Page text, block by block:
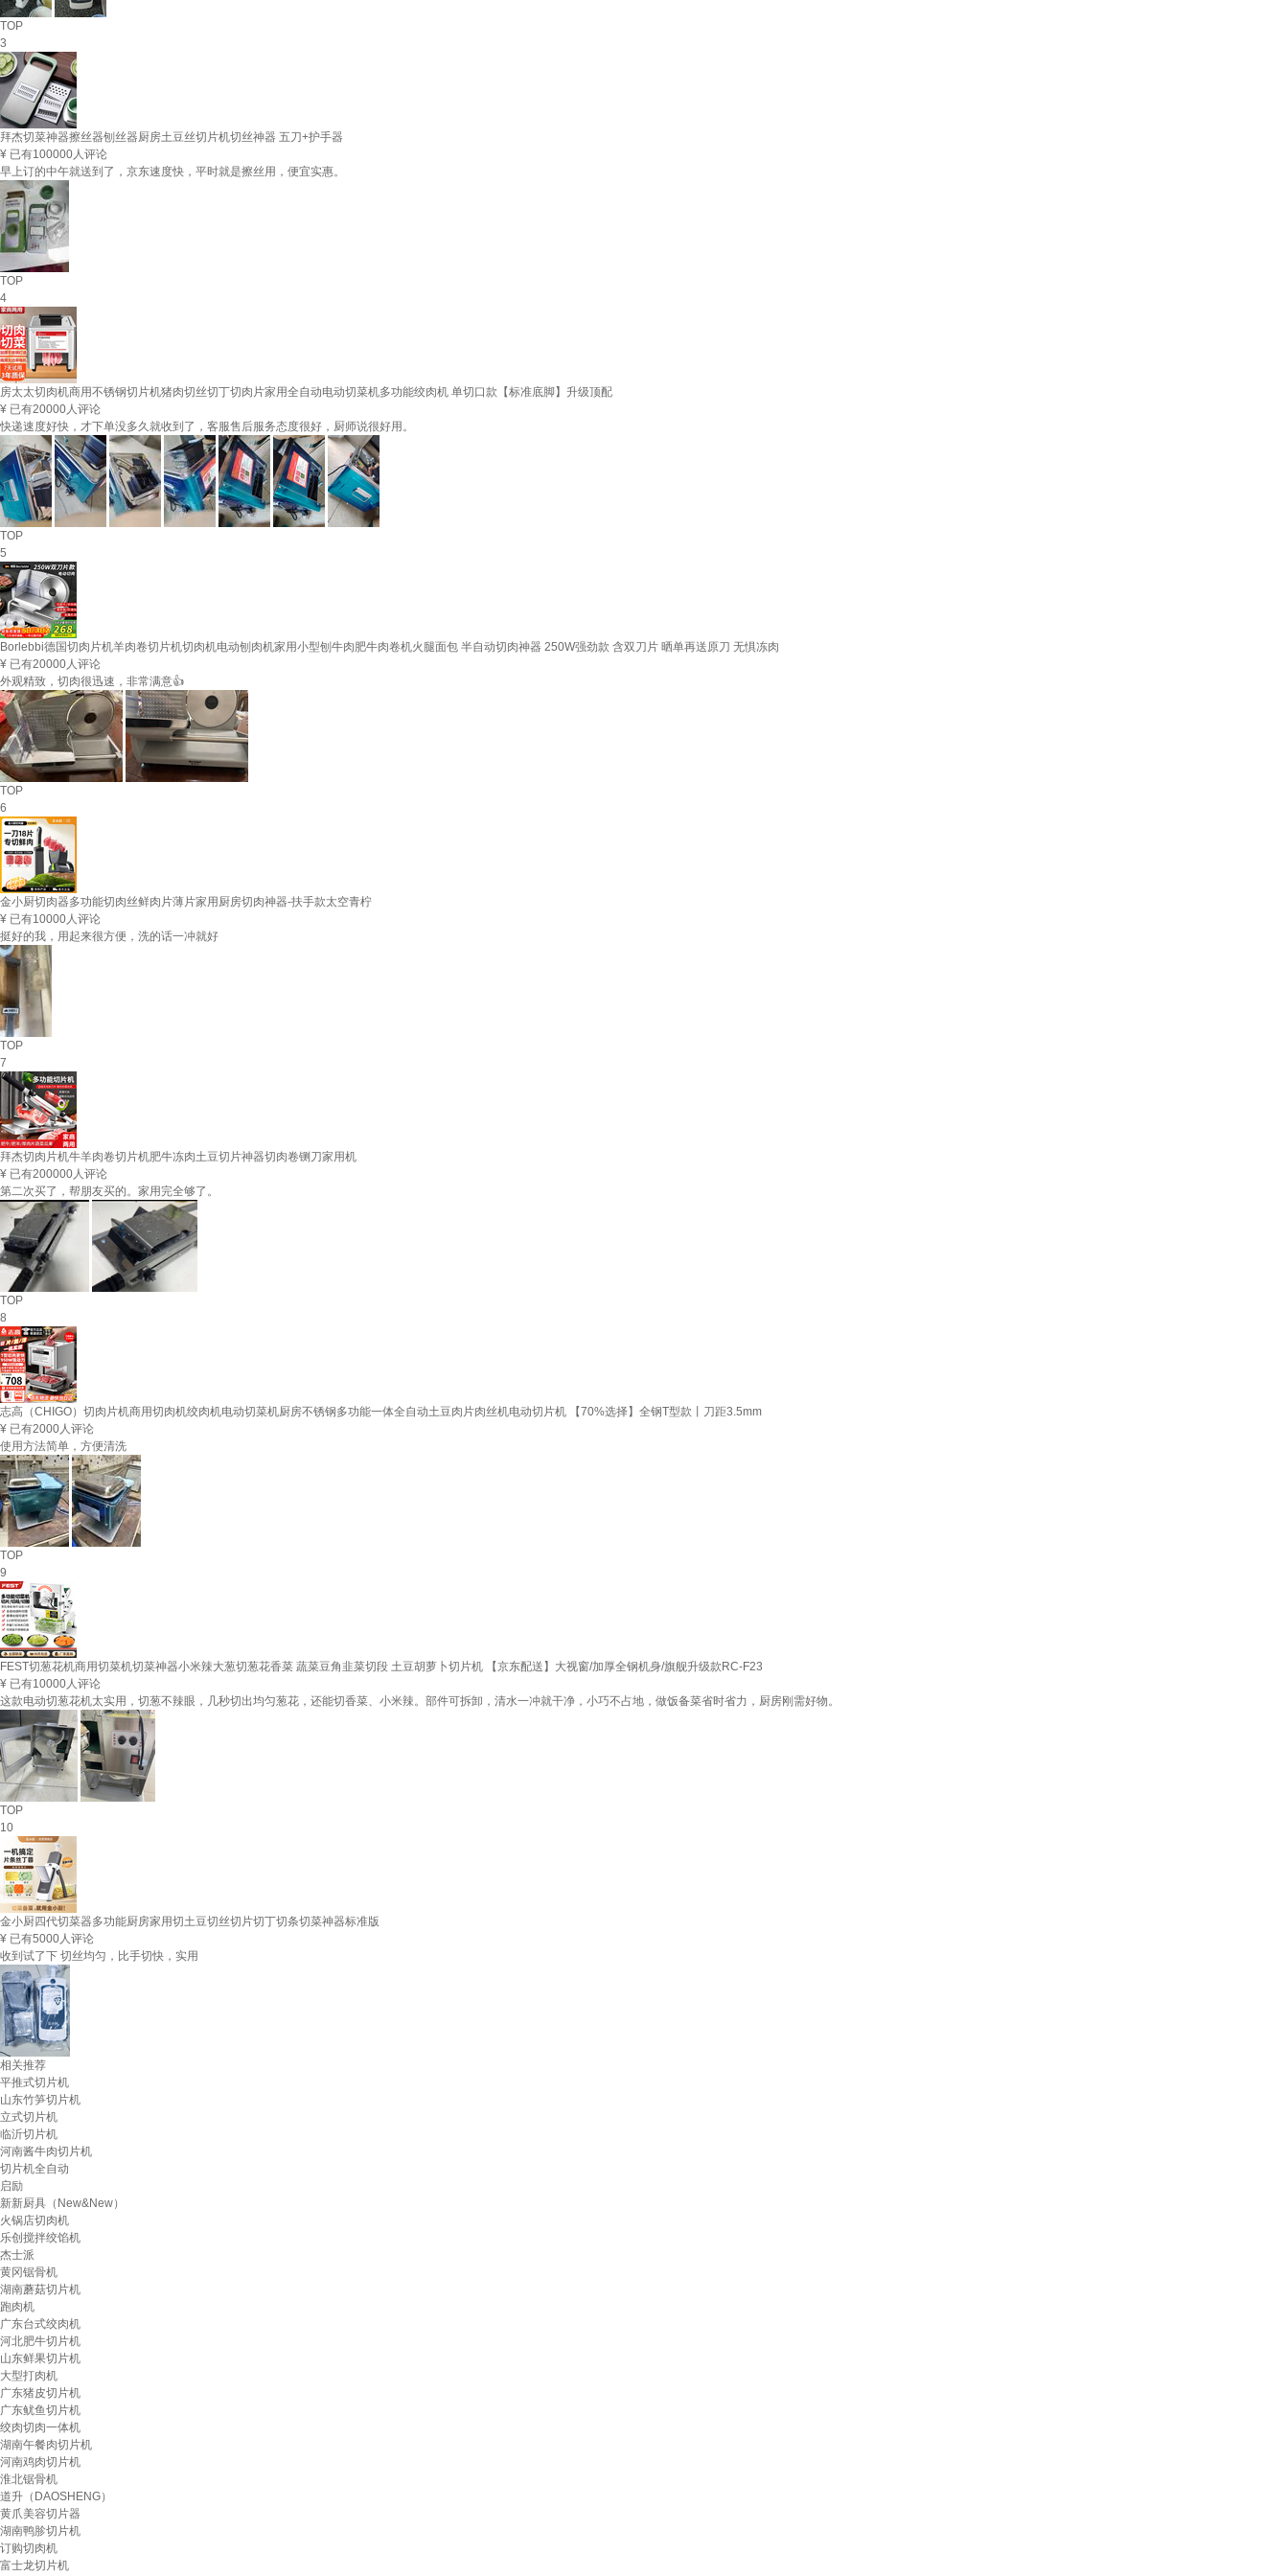
TOP
3
拜杰切菜神器擦丝器刨丝器厨房土豆丝切片机切丝神器 五刀+护手器
¥ 已有100000人评论
早上订的中午就送到了，京东速度快，平时就是擦丝用，便宜实惠。
TOP
4
房太太切肉机商用不锈钢切片机猪肉切丝切丁切肉片家用全自动电动切菜机多功能绞肉机 单切口款【标准底脚】升级顶配
¥ 已有20000人评论
快递速度好快，才下单没多久就收到了，客服售后服务态度很好，厨师说很好用。
TOP
5
Borlebbi德国切肉片机羊肉卷切片机切肉机电动刨肉机家用小型刨牛肉肥牛肉卷机火腿面包 半自动切肉神器 250W强劲款 含双刀片 晒单再送原刀 无惧冻肉
¥ 已有20000人评论
外观精致，切肉很迅速，非常满意👍
TOP
6
金小厨切肉器多功能切肉丝鲜肉片薄片家用厨房切肉神器-扶手款太空青柠
¥ 已有10000人评论
挺好的我，用起来很方便，洗的话一冲就好
TOP
7
拜杰切肉片机牛羊肉卷切片机肥牛冻肉土豆切片神器切肉卷铡刀家用机
¥ 已有200000人评论
第二次买了，帮朋友买的。家用完全够了。
TOP
8
志高（CHIGO）切肉片机商用切肉机绞肉机电动切菜机厨房不锈钢多功能一体全自动土豆肉片肉丝机电动切片机 【70%选择】全钢T型款丨刀距3.5mm
¥ 已有2000人评论
使用方法简单，方便清洗
TOP
9
FEST切葱花机商用切菜机切菜神器小米辣大葱切葱花香菜 蔬菜豆角韭菜切段 土豆胡萝卜切片机 【京东配送】大视窗/加厚全钢机身/旗舰升级款RC-F23
¥ 已有10000人评论
这款电动切葱花机太实用，切葱不辣眼，几秒切出均匀葱花，还能切香菜、小米辣。部件可拆卸，清水一冲就干净，小巧不占地，做饭备菜省时省力，厨房刚需好物。
TOP
10
金小厨四代切菜器多功能厨房家用切土豆切丝切片切丁切条切菜神器标准版
¥ 已有5000人评论
收到试了下 切丝均匀，比手切快，实用
相关推荐
平推式切片机
山东竹笋切片机
立式切片机
临沂切片机
河南酱牛肉切片机
切片机全自动
启励
新新厨具（New&New）
火锅店切肉机
乐创搅拌绞馅机
杰士派
黄冈锯骨机
湖南蘑菇切片机
跑肉机
广东台式绞肉机
河北肥牛切片机
山东鲜果切片机
大型打肉机
广东猪皮切片机
广东鱿鱼切片机
绞肉切肉一体机
湖南午餐肉切片机
河南鸡肉切片机
淮北锯骨机
道升（DAOSHENG）
黄爪美容切片器
湖南鸭胗切片机
订购切肉机
富士龙切片机